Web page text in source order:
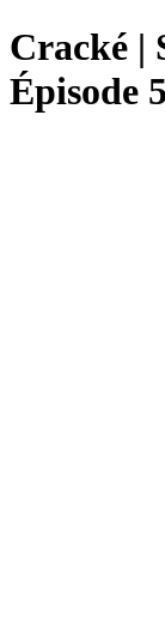
Cracké |
Épisode